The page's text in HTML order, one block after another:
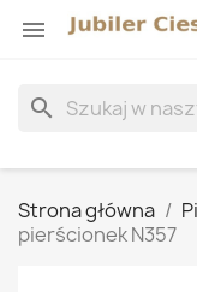

search
Strona główna
pierścionek N357